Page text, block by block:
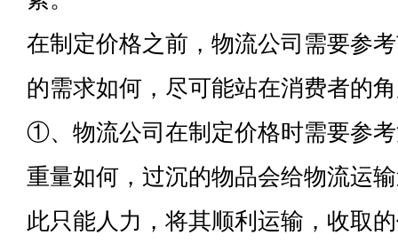
在制定价格之前，物流公司需要参
的需求如何，尽可能站在消费者的
①、物流公司在制定价格时需要参
重量如何，过沉的物品会给物流运
此只能人力，将其顺利运输，收取